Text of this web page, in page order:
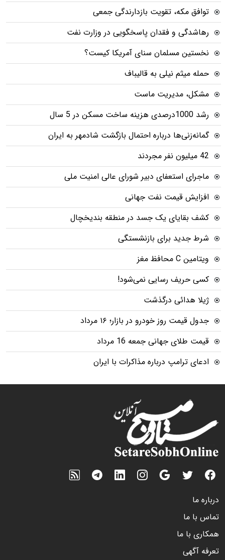
توافق مکه، تقویت بازدارندگی جمعی
رهاشدگی و فقدان پاسخگویی در وزارت نفت
نخستین مسلمان سنای آمریکا کیست؟
حمله میثم نیلی به قالیباف
مشکل، مدیریت ماست
رشد 1000درصدی هزینه ساخت مسکن در 5 سال
گمانه‌زنی‌ها درباره احتمال بازگشت شادمهر به ایران
42 میلیون نفر مجردند
ماجرای استعفای دبیر شورای عالی امنیت ملی
افزایش قیمت نفت جهانی
کشف بقایای یک جسد در منطقه بندیخچال
شرط جدید برای بازنشستگی
ویتامین C محافظ مغز
کسی حریف رسایی نمی‌شود!
ژیلا هدائی درگذشت
جدول قیمت روز خودرو در بازار؛ ۱۶ مرداد
قیمت طلای جهانی جمعه 16 مرداد
ادعای ترامپ درباره مذاکرات با ایران
درباره ما
تماس با ما
همکاری با ما
تعرفه آگهی